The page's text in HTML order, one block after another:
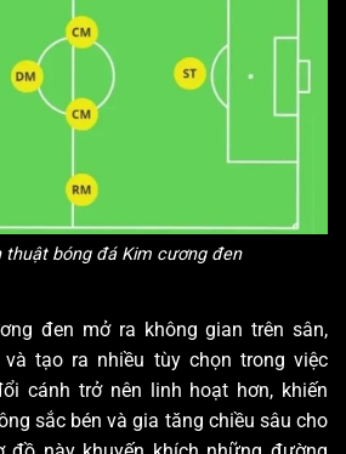
thuật bóng đá Kim cương đen
đen mở ra không gian trên sân,
tạo ra nhiều tùy chọn trong việc
cánh trở nên linh hoạt hơn, khiến
sắc bén và gia tăng chiều sâu cho